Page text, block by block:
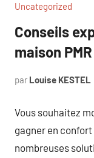
Uncategorized
Conseils
maison
par Louise KESTEL
Vous souhaitez
gagner en
nombreuses